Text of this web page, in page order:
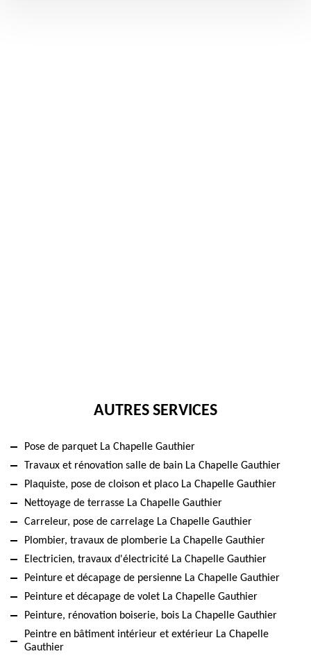
AUTRES SERVICES
Pose de parquet La Chapelle Gauthier
Travaux et rénovation salle de bain La Chapelle Gauthier
Plaquiste, pose de cloison et placo La Chapelle Gauthier
Nettoyage de terrasse La Chapelle Gauthier
Carreleur, pose de carrelage La Chapelle Gauthier
Plombier, travaux de plomberie La Chapelle Gauthier
Electricien, travaux d'électricité La Chapelle Gauthier
Peinture et décapage de persienne La Chapelle Gauthier
Peinture et décapage de volet La Chapelle Gauthier
Peinture, rénovation boiserie, bois La Chapelle Gauthier
Peintre en bâtiment intérieur et extérieur La Chapelle
Gauthier